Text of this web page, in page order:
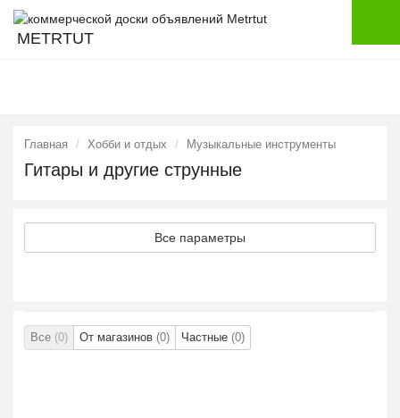
METRTUT
Главная Хобби и отдых Музыкальные инструменты
Гитары и другие струнные
Все параметры
Все (0) От магазинов (0) Частные (0)